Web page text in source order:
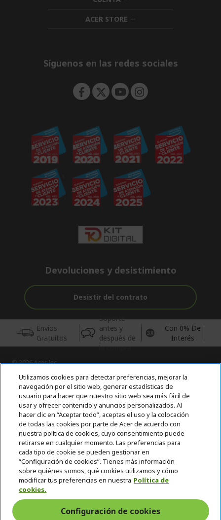
n
d
e
n
i
d
d
ACER STORE h
i
e
Síguenos en las redes sociales
Devoluciones y desistimiento
Desistir del contrato
Envíos
Gratuitos
Soporte
antes y
después de
la compra
Con 0% De
Interés
© 2026 Acer Inc.
CPYou BV es el vendedor y distribuidor autorizado de los
productos y servicios ofrecidos en esta tienda.
Incluida la aportación para la gestión de RAEES, según RD.
110/2015, inscrita en el RII-AEE Nº 7573; de pilas y baterías, según
RD. 106/2008, inscrita en el RII-PYA Nº 2180. Adherida a los
sistemas integrales de gestión de ecopilas y ecoembes.
España
Utilizamos cookies para detectar preferencias, mejorar la
navegación por el sitio web, generar estadísticas de
usuario para hacer que nuestro sitio web sea más fácil de
usar y ofrecer contenido y anuncios personalizados. Al
hacer clic en “Aceptar todo”, aceptas el uso y la colocación
de todas las cookies por parte de Acer de acuerdo con
nuestra política de cookies, cuyo consentimiento puede
retirarse en cualquier momento. Las preferencias para
cada tipo de cookie se pueden gestionar en
“Configuración de cookies”. Tienes más información
sobre quiénes somos, qué cookies utilizamos y cómo
modificar tus preferencias en nuestra Política de
cookies.
Configuración de cookies